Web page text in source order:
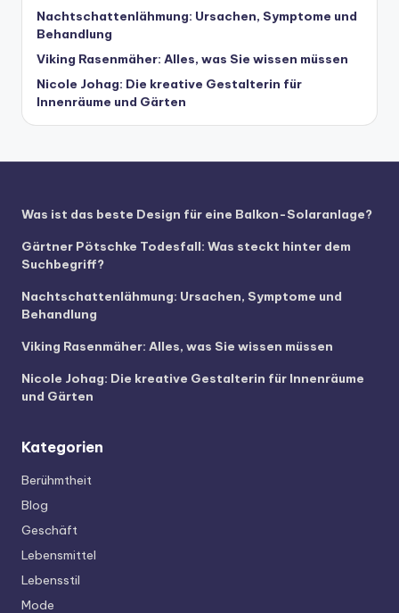
Nachtschattenlähmung: Ursachen, Symptome und
Behandlung
Viking Rasenmäher: Alles, was Sie wissen müssen
Nicole Johag: Die kreative Gestalterin für
Innenräume und Gärten
Was ist das beste Design für eine Balkon-Solaranlage?
Gärtner Pötschke Todesfall: Was steckt hinter dem
Suchbegriff?
Nachtschattenlähmung: Ursachen, Symptome und
Behandlung
Viking Rasenmäher: Alles, was Sie wissen müssen
Nicole Johag: Die kreative Gestalterin für Innenräume
und Gärten
Kategorien
Berühmtheit
Blog
Geschäft
Lebensmittel
Lebensstil
Mode